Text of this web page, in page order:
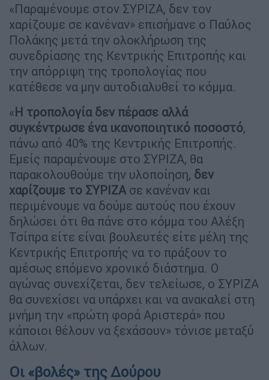
«Παραμένουμε στον ΣΥΡΙΖΑ, δεν τον
χαρίζουμε σε κανέναν» επισήμανε ο Παύλος
Πολάκης μετά την ολοκλήρωση της
συνεδρίασης της Κεντρικής Επιτροπής και
την απόρριψη της τροπολογίας που
κατέθεσε να μην αυτοδιαλυθεί το κόμμα.
«Η τροπολογία δεν πέρασε αλλά
συγκέντρωσε ένα ικανοποιητικό ποσοστό,
πάνω από 40% της Κεντρικής Επιτροπής.
Εμείς παραμένουμε στο ΣΥΡΙΖΑ, θα
παρακολουθούμε την υλοποίηση, δεν
χαρίζουμε το ΣΥΡΙΖΑ σε κανέναν και
περιμένουμε να δούμε αυτούς που έχουν
δηλώσει ότι θα πάνε στο κόμμα του Αλέξη
Τσίπρα είτε είναι βουλευτές είτε μέλη της
Κεντρικής Επιτροπής να το πράξουν το
αμέσως επόμενο χρονικό διάστημα. Ο
αγώνας συνεχίζεται, δεν τελείωσε, ο ΣΥΡΙΖΑ
θα συνεχίσει να υπάρχει και να ανακαλεί στη
μνήμη την «πρώτη φορά Αριστερά» που
κάποιοι θέλουν να ξεχάσουν» τόνισε μεταξύ
άλλων.
Οι «βολές» της Δούρου